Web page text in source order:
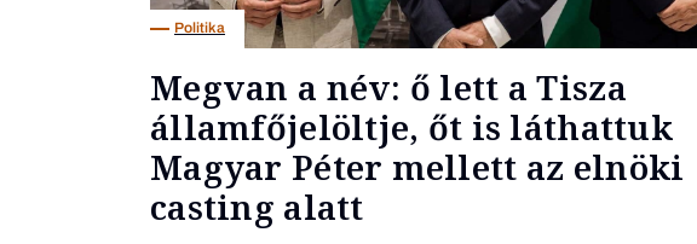
Politika
Megvan a név: ő lett a Tisza
államfőjelöltje, őt is láthattuk
Magyar Péter mellett az elnöki
casting alatt